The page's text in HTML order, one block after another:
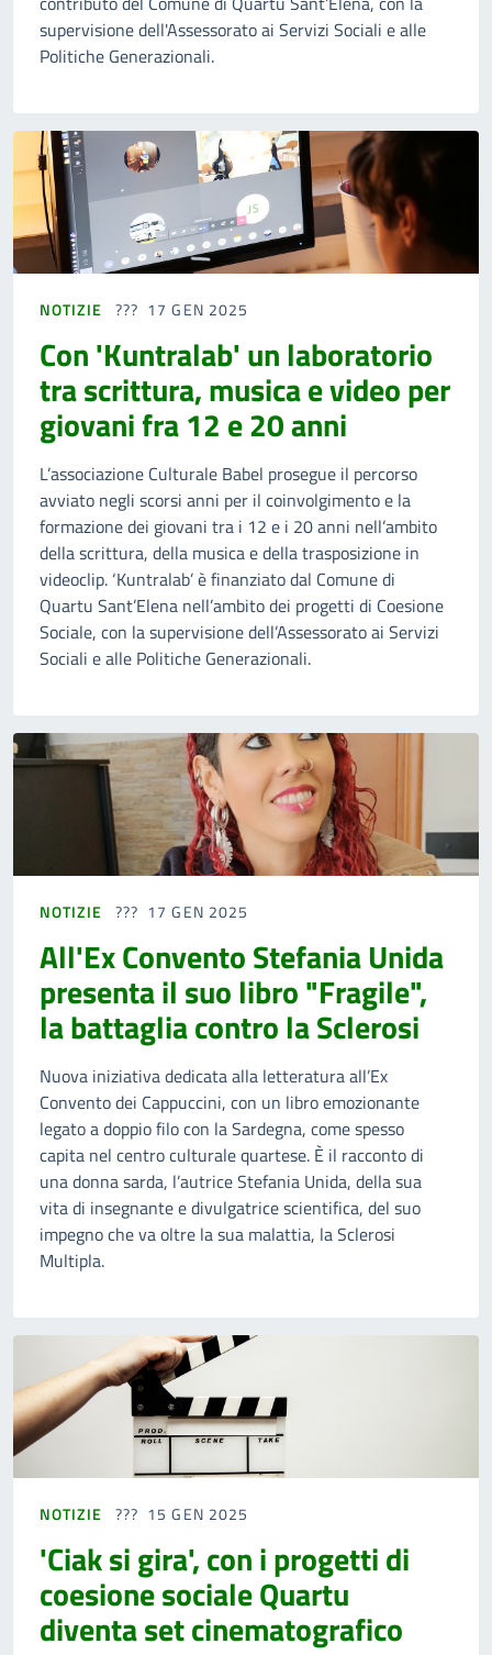
supervisione dell'Assessorato ai Servizi Sociali e alle
Politiche Generazionali.
NOTIZIE 17 GEN 2025
Con 'Kuntralab' un laboratorio
tra scrittura, musica e video per
giovani fra 12 e 20 anni
L’associazione Culturale Babel prosegue il percorso
avviato negli scorsi anni per il coinvolgimento e la
formazione dei giovani tra i 12 e i 20 anni nell’ambito
della scrittura, della musica e della trasposizione in
videoclip. ‘Kuntralab’ è finanziato dal Comune di
Quartu Sant’Elena nell’ambito dei progetti di Coesione
Sociale, con la supervisione dell’Assessorato ai Servizi
Sociali e alle Politiche Generazionali.
NOTIZIE 17 GEN 2025
All'Ex Convento Stefania Unida
presenta il suo libro "Fragile",
la battaglia contro la Sclerosi
Nuova iniziativa dedicata alla letteratura all’Ex
Convento dei Cappuccini, con un libro emozionante
legato a doppio filo con la Sardegna, come spesso
capita nel centro culturale quartese. È il racconto di
una donna sarda, l’autrice Stefania Unida, della sua
vita di insegnante e divulgatrice scientifica, del suo
impegno che va oltre la sua malattia, la Sclerosi
Multipla.
NOTIZIE 15 GEN 2025
'Ciak si gira', con i progetti di
coesione sociale Quartu
diventa set cinematografico